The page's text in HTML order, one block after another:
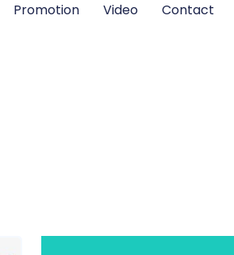
Promotion Video Contact